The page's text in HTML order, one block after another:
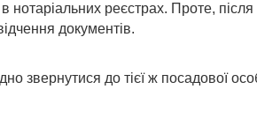
в нотаріальних реєстрах. Проте,
документів.
звернутися до тієї ж посадової